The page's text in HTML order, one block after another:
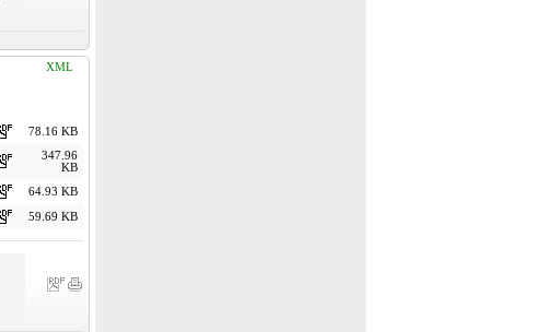
XML
78.16 KB
347.96
KB
64.93 KB
59.69 KB